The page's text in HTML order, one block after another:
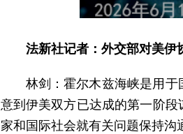
法新社记者：外交部对美伊
林剑：霍尔木兹海峡是用
意到伊美双方已达成的第一阶
家和国际社会就有关问题保持沟